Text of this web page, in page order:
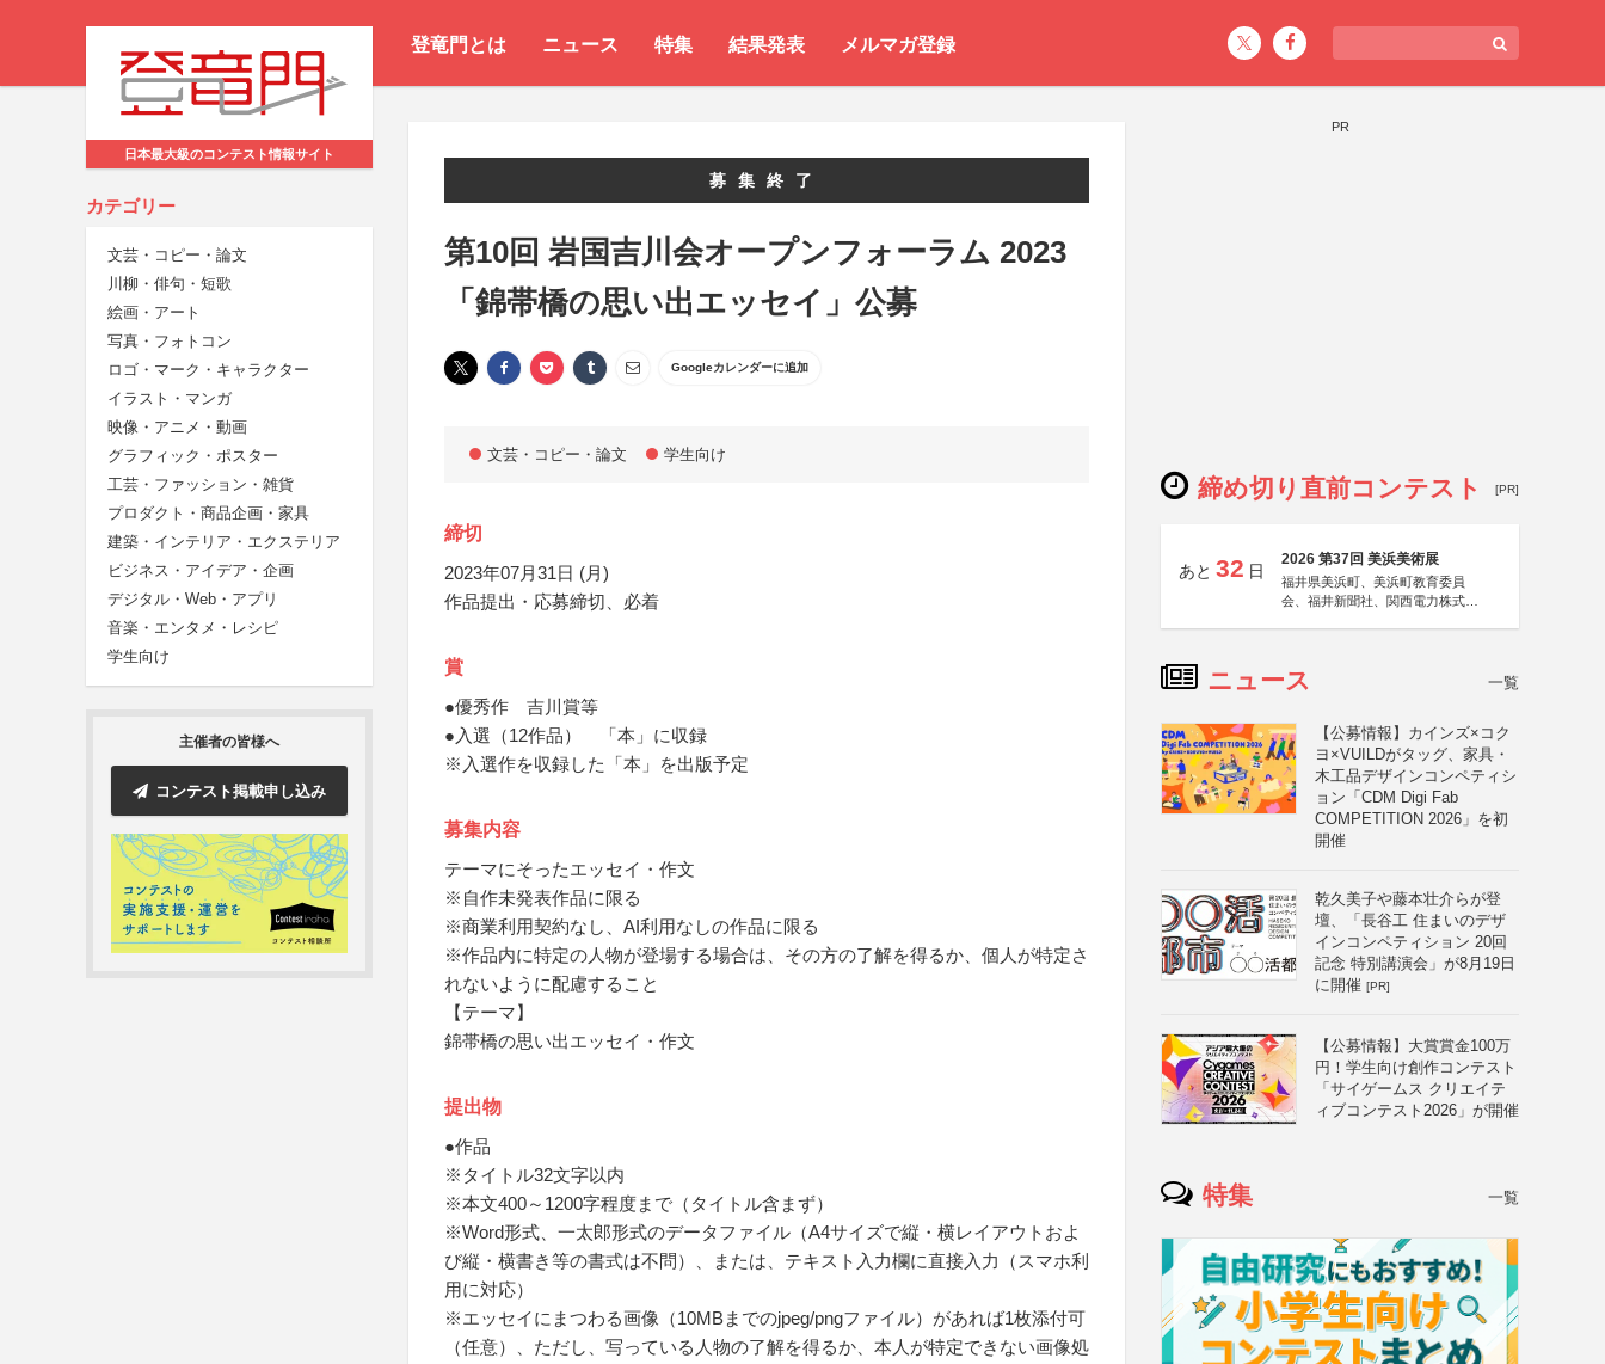
登竜門とは ニュース 特集 結果発表 メルマガ登録
日本最大級のコンテスト情報サイト
カテゴリー
文芸・コピー・論文
川柳・俳句・短歌
絵画・アート
写真・フォトコン
ロゴ・マーク・キャラクター
イラスト・マンガ
映像・アニメ・動画
グラフィック・ポスター
工芸・ファッション・雑貨
プロダクト・商品企画・家具
建築・インテリア・エクステリア
ビジネス・アイデア・企画
デジタル・Web・アプリ
音楽・エンタメ・レシピ
学生向け
主催者の皆様へ
コンテスト掲載申し込み
募集終了
第10回 岩国吉川会オープンフォーラム 2023
「錦帯橋の思い出エッセイ」公募
Googleカレンダーに追加
文芸・コピー・論文 学生向け
締切
2023年07月31日 (月)
作品提出・応募締切、必着
賞
●優秀作 吉川賞等
●入選（12作品） 「本」に収録
※入選作を収録した「本」を出版予定
募集内容
テーマにそったエッセイ・作文
※自作未発表作品に限る
※商業利用契約なし、AI利用なしの作品に限る
※作品内に特定の人物が登場する場合は、その方の了解を得るか、個人が特定さ
れないように配慮すること
【テーマ】
錦帯橋の思い出エッセイ・作文
提出物
●作品
※タイトル32文字以内
※本文400～1200字程度まで（タイトル含まず）
※Word形式、一太郎形式のデータファイル（A4サイズで縦・横レイアウトおよ
び縦・横書き等の書式は不問）、または、テキスト入力欄に直接入力（スマホ利
用に対応）
※エッセイにまつわる画像（10MBまでのjpeg/pngファイル）があれば1枚添付可
（任意）、ただし、写っている人物の了解を得るか、本人が特定できない画像処
PR
締め切り直前コンテスト [PR]
あと 32 日
2026 第37回 美浜美術展
福井県美浜町、美浜町教育委員
会、福井新聞社、関西電力株式会
ニュース 一覧
【公募情報】カインズ×コク
ヨ×VUILDがタッグ、家具・
木工品デザインコンペティシ
ョン「CDM Digi Fab
COMPETITION 2026」を初
開催
乾久美子や藤本壮介らが登
壇、「長谷工 住まいのデザ
インコンペティション 20回
記念 特別講演会」が8月19日
に開催 [PR]
【公募情報】大賞賞金100万
円！学生向け創作コンテスト
「サイゲームス クリエイテ
ィブコンテスト2026」が開催
特集 一覧